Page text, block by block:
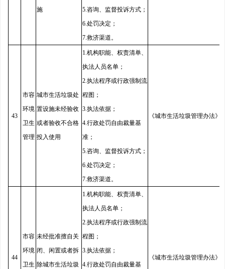
施
5.咨询、监督投诉方式；
6.处罚决定；
7.救济渠道。
43
市容
环境
卫生
管理
城市生活垃圾处
置设施未经验收
或者验收不合格
投入使用
1.机构职能、权责清单、
执法人员名单；
2.执法程序或行政强制流
程图；
3.执法依据；
4.行政处罚自由裁量基
准；
5.咨询、监督投诉方式；
6.处罚决定；
7.救济渠道。
《城市生活垃圾管理办法》
44
市容
环境
卫生
未经批准擅自关
闭、闲置或者拆
除城市生活垃圾
1.机构职能、权责清单、
执法人员名单；
2.执法程序或行政强制流
程图；
3.执法依据；
4.行政处罚自由裁量基
《城市生活垃圾管理办法》